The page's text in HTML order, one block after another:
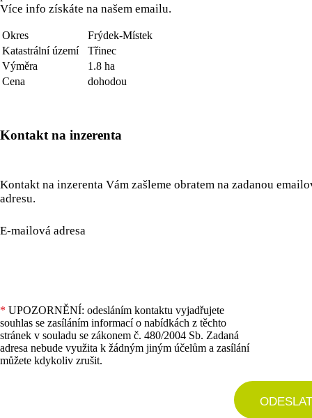
Více info získáte na našem emailu.
Okres
Frýdek-Místek
Katastrální území
Třinec
Výměra
1.8 ha
Cena
dohodou
Kontakt na inzerenta
Kontakt na inzerenta Vám zašleme obratem na zadanou
adresu.
E-mailová adresa
* UPOZORNĚNÍ: odesláním kontaktu vyjadřujete
souhlas se zasíláním informací o nabídkách z těchto
stránek v souladu se zákonem č. 480/2004 Sb. Zadaná
adresa nebude využita k žádným jiným účelům a zasílání
můžete kdykoliv zrušit.
ODESLAT